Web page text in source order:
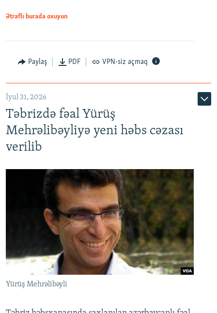
Ətraflı burada oxuyun
Paylaş PDF VPN-siz açmaq
İyul 31, 2026
Təbrizdə fəal Yürüş
Mehrəlibəyliyə yeni həbs cəzası
verilib
Yürüş Mehrəlibəyli